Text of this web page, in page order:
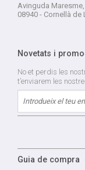
Avinguda
08940 - Cornellà
Novetats i
No et perdis les
t’enviarem les
Guia de compra